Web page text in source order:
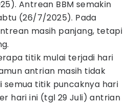
Antrean BBM semakin
(26/7/2025). Pada
masih panjang, tetapi
titik mulai terjadi hari
antrian masih tidak
semua titik puncaknya hari
hari ini (tgl 29 Juli) antrian